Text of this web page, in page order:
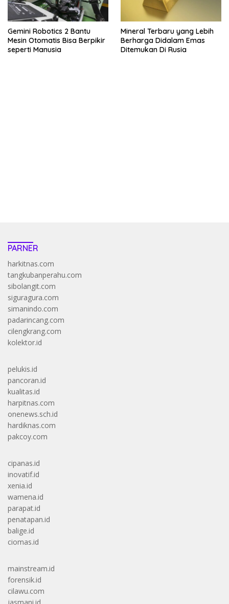
Gemini Robotics 2 Bantu
Mesin Otomatis Bisa Berpikir
seperti Manusia
Mineral Terbaru yang Lebih
Berharga Didalam Emas
Ditemukan Di Rusia
PARNER
harkitnas.com
tangkubanperahu.com
sibolangit.com
siguragura.com
simanindo.com
padarincang.com
cilengkrang.com
kolektor.id
pelukis.id
pancoran.id
kualitas.id
harpitnas.com
onenews.sch.id
hardiknas.com
pakcoy.com
cipanas.id
inovatif.id
xenia.id
wamena.id
parapat.id
penatapan.id
balige.id
ciomas.id
mainstream.id
forensik.id
cilawu.com